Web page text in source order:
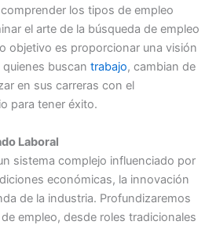
los tipos de empleo
el arte de la búsqueda de empleo
objetivo es proporcionar una visión
buscan trabajo, cambian de
en sus carreras con el
para tener éxito.
Laboral
sistema complejo influenciado por
económicas, la innovación
de la industria. Profundizaremos
empleo, desde roles tradicionales